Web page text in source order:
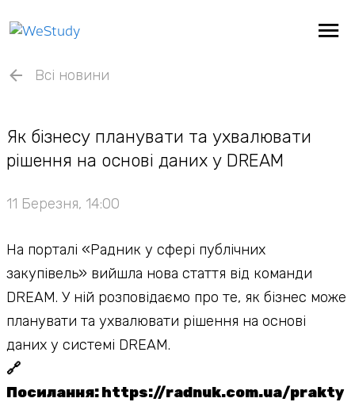
Всі новини
Як бізнесу планувати та ухвалювати
рішення на основі даних у DREAM
11 Березня, 14:00
На порталі «Радник у сфері публічних
закупівель» вийшла нова стаття від команди
DREAM. У ній розповідаємо про те, як бізнес може
планувати та ухвалювати рішення на основі
даних у системі DREAM.
🔗
Посилання:https://radnuk.com.ua/prakty